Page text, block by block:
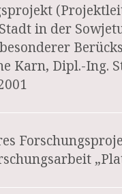
in der
Karn, Dipl.-